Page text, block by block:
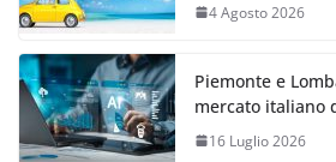
4 Agosto 2026
Piemonte e
mercato italiano
16 Luglio 2026